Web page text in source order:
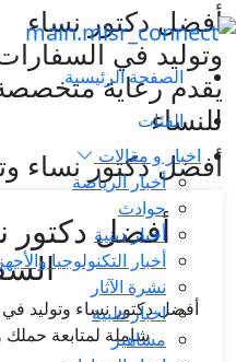
الصفحة الرئيسية
الفئات
اخبار و مقالات
أخبار الرياضة
حوادث
أخبار دينية
أخبار التكنولوجيا
نشرة الآثار
اخبار طبية
مشاهير
أفضل دكتور نساء
وتوليد في
يقدم رعاية
للنساء
أفضل دكتور نساء
أفضل دكتور
أفضل دكتور نساء وتوليد
شاملة لمتابعة